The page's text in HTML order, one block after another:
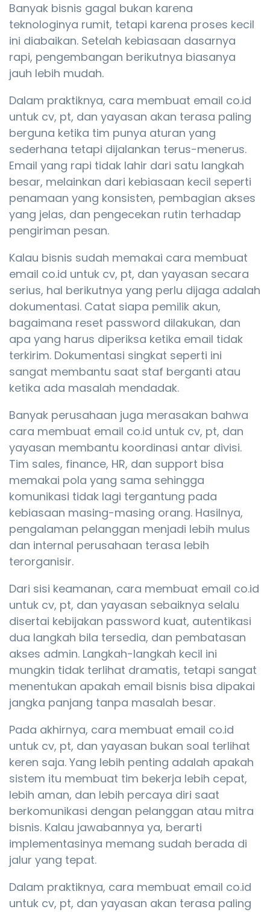
Banyak bisnis gagal bukan karena
teknologinya rumit, tetapi karena proses kecil
ini diabaikan. Setelah kebiasaan dasarnya
rapi, pengembangan berikutnya biasanya
jauh lebih mudah.
Dalam praktiknya, cara membuat email co.id
untuk cv, pt, dan yayasan akan terasa paling
berguna ketika tim punya aturan yang
sederhana tetapi dijalankan terus-menerus.
Email yang rapi tidak lahir dari satu langkah
besar, melainkan dari kebiasaan kecil seperti
penamaan yang konsisten, pembagian akses
yang jelas, dan pengecekan rutin terhadap
pengiriman pesan.
Kalau bisnis sudah memakai cara membuat
email co.id untuk cv, pt, dan yayasan secara
serius, hal berikutnya yang perlu dijaga adalah
dokumentasi. Catat siapa pemilik akun,
bagaimana reset password dilakukan, dan
apa yang harus diperiksa ketika email tidak
terkirim. Dokumentasi singkat seperti ini
sangat membantu saat staf berganti atau
ketika ada masalah mendadak.
Banyak perusahaan juga merasakan bahwa
cara membuat email co.id untuk cv, pt, dan
yayasan membantu koordinasi antar divisi.
Tim sales, finance, HR, dan support bisa
memakai pola yang sama sehingga
komunikasi tidak lagi tergantung pada
kebiasaan masing-masing orang. Hasilnya,
pengalaman pelanggan menjadi lebih mulus
dan internal perusahaan terasa lebih
terorganisir.
Dari sisi keamanan, cara membuat email co.id
untuk cv, pt, dan yayasan sebaiknya selalu
disertai kebijakan password kuat, autentikasi
dua langkah bila tersedia, dan pembatasan
akses admin. Langkah-langkah kecil ini
mungkin tidak terlihat dramatis, tetapi sangat
menentukan apakah email bisnis bisa dipakai
jangka panjang tanpa masalah besar.
Pada akhirnya, cara membuat email co.id
untuk cv, pt, dan yayasan bukan soal terlihat
keren saja. Yang lebih penting adalah apakah
sistem itu membuat tim bekerja lebih cepat,
lebih aman, dan lebih percaya diri saat
berkomunikasi dengan pelanggan atau mitra
bisnis. Kalau jawabannya ya, berarti
implementasinya memang sudah berada di
jalur yang tepat.
Dalam praktiknya, cara membuat email co.id
untuk cv, pt, dan yayasan akan terasa paling